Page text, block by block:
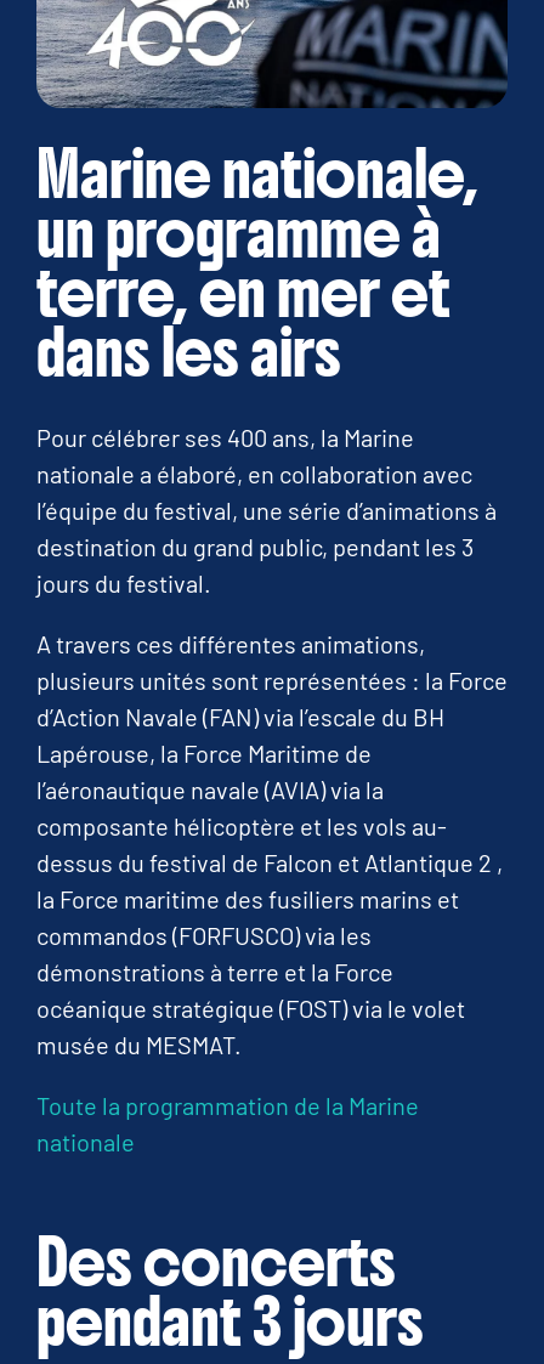
Marine nationale,
un programme à
terre, en mer et
dans les airs
Pour célébrer ses 400 ans, la Marine
nationale a élaboré, en collaboration avec
l’équipe du festival, une série d’animations à
destination du grand public, pendant les 3
jours du festival.
A travers ces différentes animations,
plusieurs unités sont représentées : la Force
d’Action Navale (FAN) via l’escale du BH
Lapérouse, la Force Maritime de
l’aéronautique navale (AVIA) via la
composante hélicoptère et les vols au-
dessus du festival de Falcon et Atlantique 2 ,
la Force maritime des fusiliers marins et
commandos (FORFUSCO) via les
démonstrations à terre et la Force
océanique stratégique (FOST) via le volet
musée du MESMAT.
Toute la programmation de la Marine
nationale
Des concerts
pendant 3 jours